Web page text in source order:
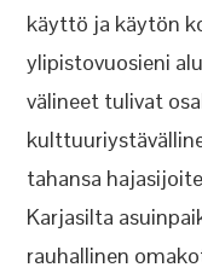
käyttö ja käytön
ylipistovuosieni
välineet tulivat
tahansa
Karjasilta
rauhallinen